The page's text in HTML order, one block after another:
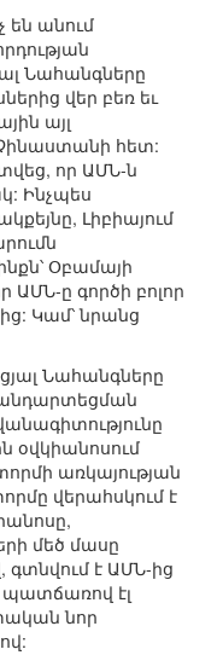
են անում
Նահանգները
վեր բեռ եւ
այլ
հետ:
որ ԱՄՆ-ն
Ինչպես
Լիբիայում
Օբամայի
ԱՄՆ-ը գործի բոլոր
Կամ՝ նրանց
Նահանգները
օվկիանոսում
առկայության
վերահսկում է
մեծ մասը
գտնվում է ԱՄՆ-ից
պատճառով էլ
նոր